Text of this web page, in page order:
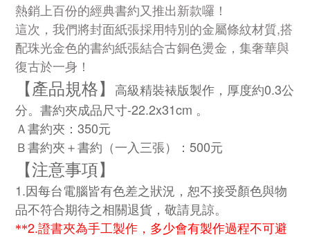
熱銷上百份的經典書約又推出新款囉！
這次，我們將封面紙張採用特別的金屬條紋材質,搭
配珠光金色的書約紙張結合古銅色燙金，集奢華與
復古於一身！
【產品規格】
高級精裝裱版製作，厚度約0.3公
分。書約夾成品尺寸-22.2x31cm 。
Ａ書約夾：350元
Ｂ書約夾＋書約（一入三張）：500元
【注意事項】
1.因每台電腦皆有色差之狀況，恕不接受顏色與物
品不符合期待之相關退貨，敬請見諒。
**2.證書夾為手工製作， 多少會有製作過程不可避